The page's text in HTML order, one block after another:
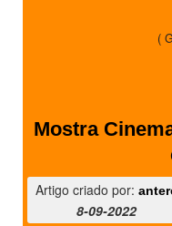
(
Mostra
Artigo criado por:
8-09-2022